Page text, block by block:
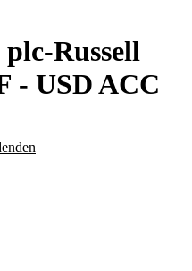
Russell
- USD ACC